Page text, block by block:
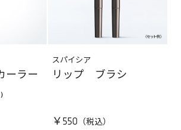
ーラー
スパイシア
リップ ブラシ
￥550